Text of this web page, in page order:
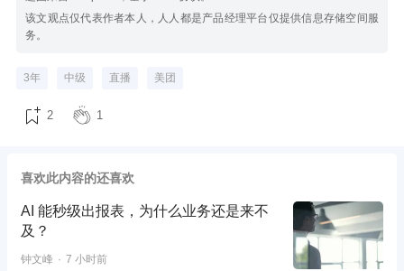
该文观点仅代表作者本人，人人都是产品经理平台仅提供信息存储空间服
务。
3年 中级 直播 美团
2 1
喜欢此内容的还喜欢
AI 能秒级出报表，为什么业务还是来不
及？
钟文峰 7 小时前